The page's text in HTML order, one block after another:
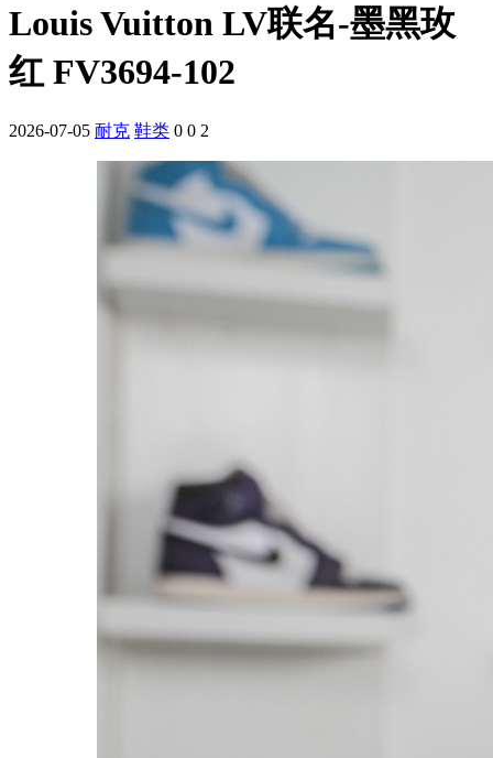
Louis Vuitton LV联名-墨黑玫
红 FV3694-102
2026-07-05 耐克 鞋类 0 0 2